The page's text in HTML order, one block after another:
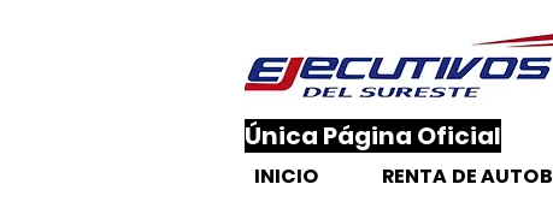
​Única Página Oficial
INICIO RENTA DE